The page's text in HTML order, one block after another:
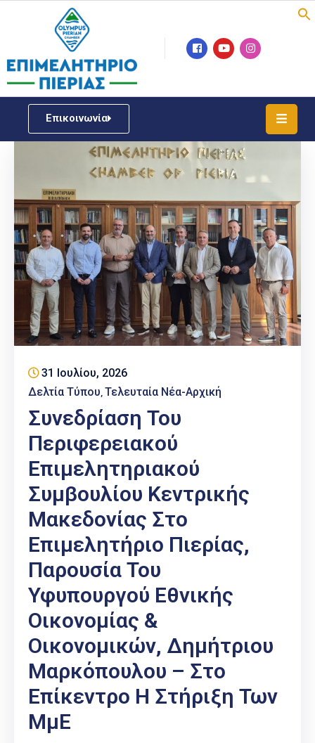
Επικοινωνία
Επιμελητήριο
Νέα
Μητρώου
Επιχειρηματική
Υποστήριξη
Έκθεση
Παραδοσιακών
Επαγγελμάτων
ΕΒΕΠ-
Πιερία
31 Ιουλίου, 2026
Δελτία Τύπου‚ Τελευταία Νέα-Αρχική
Συνεδρίαση Του
Περιφερειακού
Επιμελητηριακού
Συμβουλίου Κεντρικής
Μακεδονίας Στο
Επιμελητήριο Πιερίας,
Παρουσία Του
Υφυπουργού Εθνικής
Οικονομίας &
Οικονομικών, Δημήτριου
Μαρκόπουλου – Στο
Επίκεντρο Η Στήριξη Των
ΜμΕ